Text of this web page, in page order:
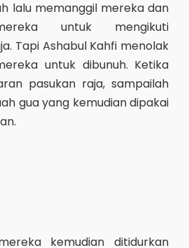
lalu memanggil mereka dan
untuk mengikuti
Tapi Ashabul Kahfi menolak
untuk dibunuh. Ketika
pasukan raja, sampailah
gua yang kemudian dipakai
kemudian ditidurkan